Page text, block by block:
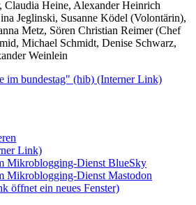
Claudia Heine, Alexander Heinrich
Jeglinski, Susanne Ködel (Volontärin),
Metz, Sören Christian Reimer (Chef
Michael Schmidt, Denise Schwarz,
Weinlein
im bundestag" (hib) (Interner Link)
Link)
Mikroblogging-Dienst BlueSky
Mikroblogging-Dienst Mastodon
öffnet ein neues Fenster)